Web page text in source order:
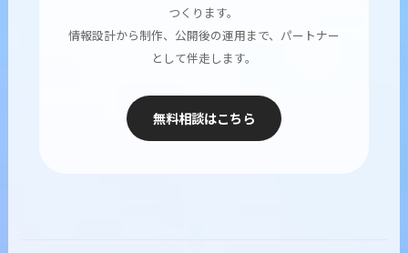
つくります。
情報設計から制作、公開後の運用まで、パートナー
として伴走します。
無料相談はこちら